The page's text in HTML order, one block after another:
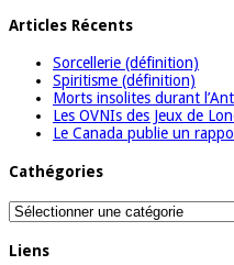
Articles Récents
Sorcellerie (définition)
Spiritisme (définition)
Morts insolites durant
Les OVNIs des Jeux de
Le Canada publie un
Cathégories
Cathégories
Liens